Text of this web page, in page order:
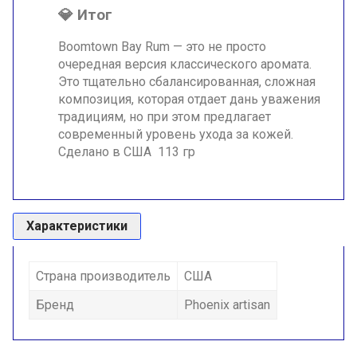
💎 Итог
Boomtown Bay Rum — это не просто
очередная версия классического аромата.
Это тщательно сбалансированная, сложная
композиция, которая отдает дань уважения
традициям, но при этом предлагает
современный уровень ухода за кожей.
Сделано в США 113 гр
Характеристики
Страна производитель
США
Бренд
Phoenix artisan